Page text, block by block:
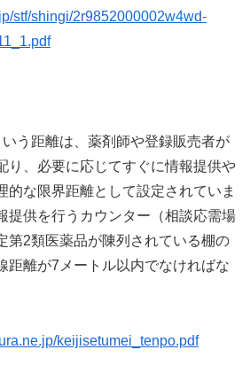
stf/shingi/2r9852000002w4wd-
う距離は、薬剤師や登録販売者が
り、必要に応じてすぐに情報提供や
的な限界距離として設定されていま
提供を行うカウンター（相談応需場
第2類医薬品が陳列されている棚の
距離が7メートル以内でなければな
keijisetumei_tenpo.pdf